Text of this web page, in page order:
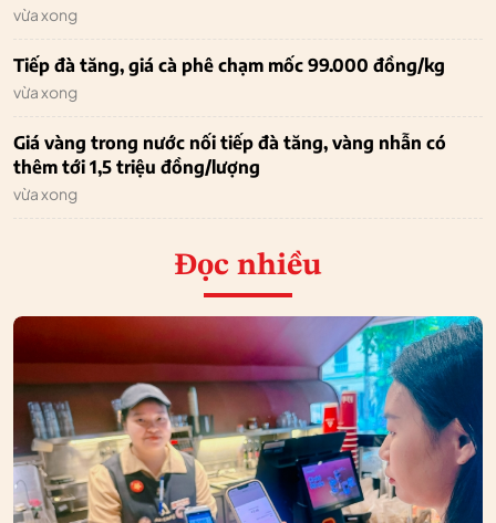
vừa xong
Tiếp đà tăng, giá cà phê chạm mốc 99.000 đồng/kg
vừa xong
Giá vàng trong nước nối tiếp đà tăng, vàng nhẫn có
thêm tới 1,5 triệu đồng/lượng
vừa xong
Đọc nhiều